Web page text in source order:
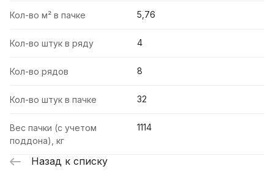
Кол-во м² в пачке 5,76
Кол-во штук в ряду 4
Кол-во рядов 8
Кол-во штук в пачке 32
Вес пачки (с учетом
поддона), кг
1114
Назад к списку